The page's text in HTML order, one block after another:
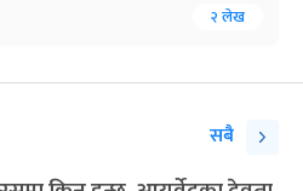
२ लेख
सबै